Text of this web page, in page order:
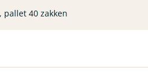
pallet 40 zakken